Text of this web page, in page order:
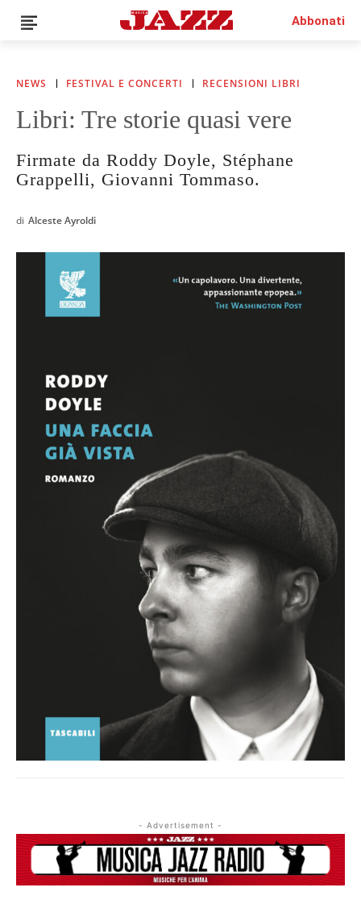
News
Recensioni
Rubriche
Negozio
Area riservata
Italiano
Abbonati
NEWS FESTIVAL E CONCERTI RECENSIONI LIBRI
Libri: Tre storie quasi vere
Firmate da Roddy Doyle, Stéphane
Grappelli, Giovanni Tommaso.
di Alceste Ayroldi
- Advertisement -